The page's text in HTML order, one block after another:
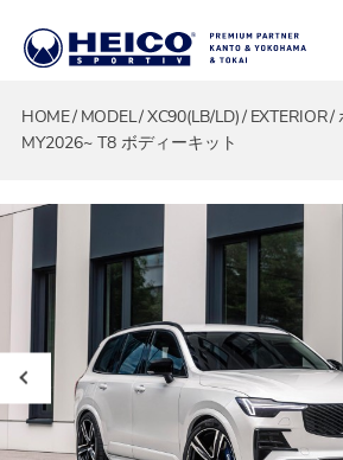
HOME MODEL XC90(LB/LD) EXTERIOR
MY2026~ T8 ボディーキット